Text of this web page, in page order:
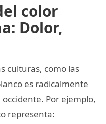
color
Dolor,
culturas, como las
es radicalmente
Por ejemplo,
representa: